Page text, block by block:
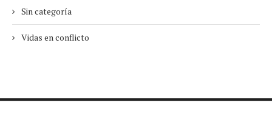
Sin categoría
Vidas en conflicto